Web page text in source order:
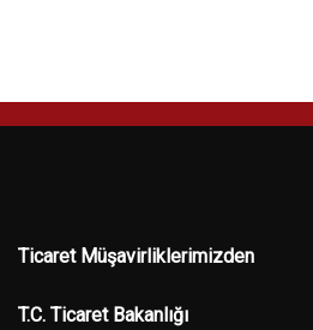
Ticaret Müşavirliklerimizden
T.C. Ticaret Bakanlığı